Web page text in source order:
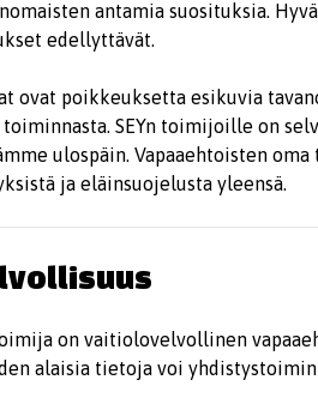
antamia suosituksia.
edellyttävät.
ovat poikkeuksetta esikuvia
SEYn toimijoille on
ulospäin. Vapaaehtoisten
ja eläinsuojelusta yleensä.
on vaitiolovelvollinen
alaisia tietoja voi